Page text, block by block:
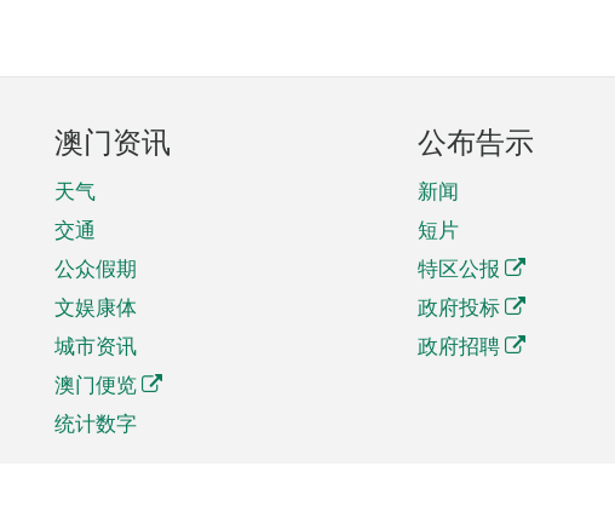
澳门资讯
天气
交通
公众假期
文娱康体
城市资讯
澳门便览
统计数字
公布告示
新闻
短片
特区公报
政府投标
政府招聘